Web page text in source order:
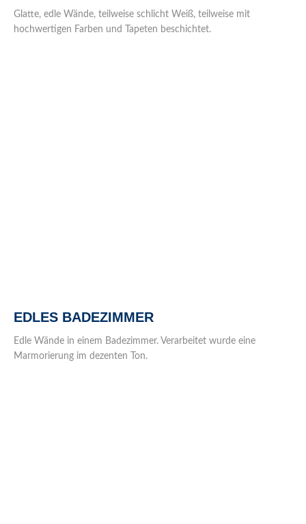
Glatte, edle Wände, teilweise schlicht Weiß, teilweise mit
hochwertigen Farben und Tapeten beschichtet.
EDLES BADEZIMMER
Edle Wände in einem Badezimmer. Verarbeitet wurde eine
Marmorierung im dezenten Ton.